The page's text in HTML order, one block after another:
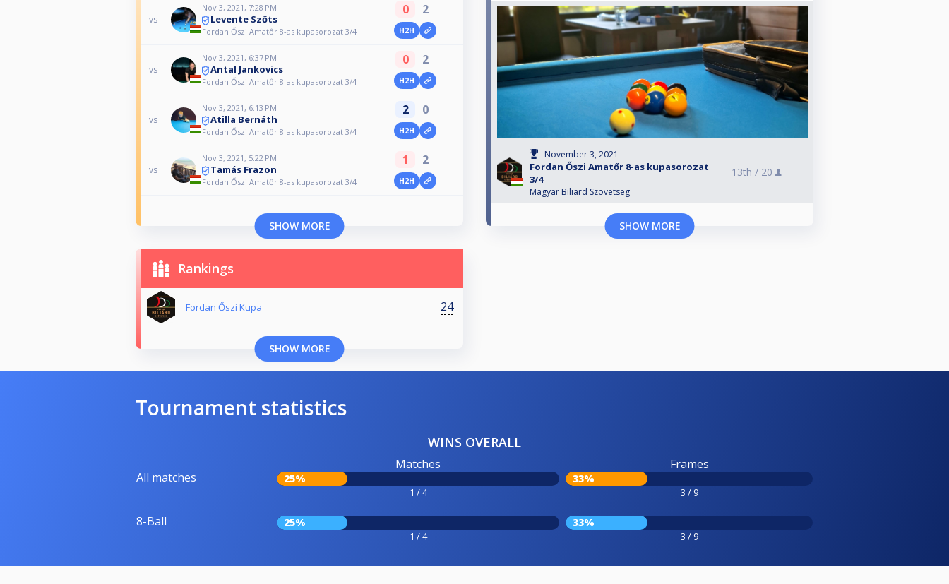
vs
Nov 3, 2021, 7:28 PM
Levente Szőts
Fordan Őszi Amatőr 8-as kupasorozat 3/4
0 2
H2H
vs
Nov 3, 2021, 6:37 PM
Antal Jankovics
Fordan Őszi Amatőr 8-as kupasorozat 3/4
0 2
H2H
vs
Nov 3, 2021, 6:13 PM
Atilla Bernáth
Fordan Őszi Amatőr 8-as kupasorozat 3/4
2 0
H2H
vs
Nov 3, 2021, 5:22 PM
Tamás Frazon
Fordan Őszi Amatőr 8-as kupasorozat 3/4
1 2
H2H
SHOW MORE
November 3, 2021
Fordan Őszi Amatőr 8-as kupasorozat
3/4
Magyar Biliard Szovetseg
13th / 20
SHOW MORE
Rankings
Fordan Őszi Kupa 24
SHOW MORE
Tournament statistics
WINS OVERALL
All matches
Matches
25%
1 / 4
Frames
33%
3 / 9
8-Ball 25%
1 / 4
33%
3 / 9